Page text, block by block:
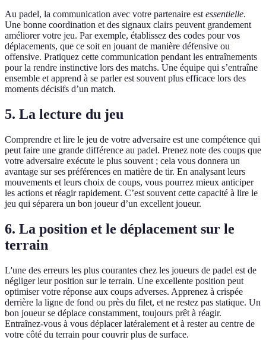
Au padel, la communication avec votre partenaire est essentielle.
Une bonne coordination et des signaux clairs peuvent grandement
améliorer votre jeu. Par exemple, établissez des codes pour vos
déplacements, que ce soit en jouant de manière défensive ou
offensive. Pratiquez cette communication pendant les entraînements
pour la rendre instinctive lors des matchs. Une équipe qui s’entraîne
ensemble et apprend à se parler est souvent plus efficace lors des
moments décisifs d’un match.
5. La lecture du jeu
Comprendre et lire le jeu de votre adversaire est une compétence qui
peut faire une grande différence au padel. Prenez note des coups que
votre adversaire exécute le plus souvent ; cela vous donnera un
avantage sur ses préférences en matière de tir. En analysant leurs
mouvements et leurs choix de coups, vous pourrez mieux anticiper
les actions et réagir rapidement. C’est souvent cette capacité à lire le
jeu qui séparera un bon joueur d’un excellent joueur.
6. La position et le déplacement sur le
terrain
L'une des erreurs les plus courantes chez les joueurs de padel est de
négliger leur position sur le terrain. Une excellente position peut
optimiser votre réponse aux coups adverses. Apprenez à crispée
derrière la ligne de fond ou près du filet, et ne restez pas statique. Un
bon joueur se déplace constamment, toujours prêt à réagir.
Entraînez-vous à vous déplacer latéralement et à rester au centre de
votre côté du terrain pour couvrir plus de surface.